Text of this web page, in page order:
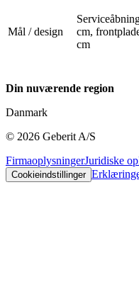
Mål / design
cm,
cm
Din nuværende region
Danmark
© 2026 Geberit A/S
FirmaoplysningerJuridiske
Cookieindstillinger